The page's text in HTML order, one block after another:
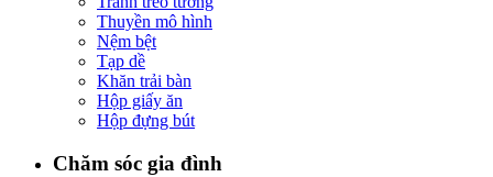
Thuyền mô hình
Nệm bệt
Tạp dề
Khăn trải bàn
Hộp giấy ăn
Hộp đựng bút
Chăm sóc gia đình